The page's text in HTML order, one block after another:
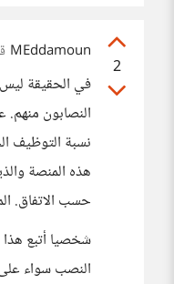
2
MEddamoun
النصابون منهم.
نسبة التوظيف
حسب الاتفاق.
النصب سواء